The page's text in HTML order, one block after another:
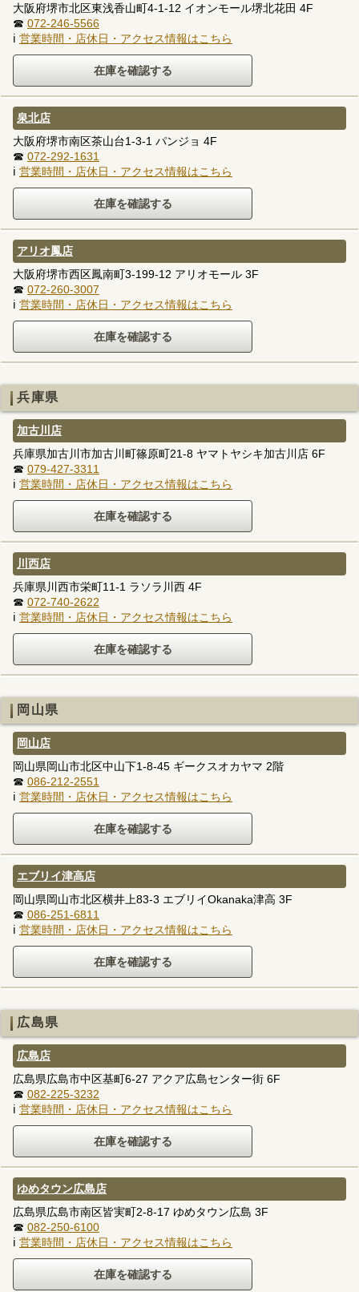
大阪府堺市北区東浅香山町4-1-12 イオンモール堺北花田 4F
☎ 072-246-5566
ℹ 営業時間・店休日・アクセス情報はこちら
泉北店
大阪府堺市南区茶山台1-3-1 パンジョ 4F
☎ 072-292-1631
ℹ 営業時間・店休日・アクセス情報はこちら
アリオ鳳店
大阪府堺市西区鳳南町3-199-12 アリオモール 3F
☎ 072-260-3007
ℹ 営業時間・店休日・アクセス情報はこちら
兵庫県
加古川店
兵庫県加古川市加古川町篠原町21-8 ヤマトヤシキ加古川店 6F
☎ 079-427-3311
ℹ 営業時間・店休日・アクセス情報はこちら
川西店
兵庫県川西市栄町11-1 ラソラ川西 4F
☎ 072-740-2622
ℹ 営業時間・店休日・アクセス情報はこちら
岡山県
岡山店
岡山県岡山市北区中山下1-8-45 ギークスオカヤマ 2階
☎ 086-212-2551
ℹ 営業時間・店休日・アクセス情報はこちら
エブリイ津高店
岡山県岡山市北区横井上83-3 エブリイOkanaka津高 3F
☎ 086-251-6811
ℹ 営業時間・店休日・アクセス情報はこちら
広島県
広島店
広島県広島市中区基町6-27 アクア広島センター街 6F
☎ 082-225-3232
ℹ 営業時間・店休日・アクセス情報はこちら
ゆめタウン広島店
広島県広島市南区皆実町2-8-17 ゆめタウン広島 3F
☎ 082-250-6100
ℹ 営業時間・店休日・アクセス情報はこちら